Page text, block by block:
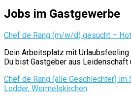
Jobs im Gastgewerbe
Chef de Rang (m/w/d) gesucht –
Dein Arbeitsplatz mit
Du bist Gastgeber aus Leidenschaft
Chef de Rang (alle Geschlechter) im
Ledder, Wermelskirchen